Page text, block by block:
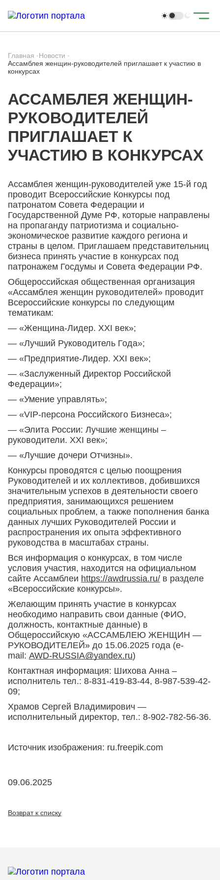
Главная ·Новости ·
Ассамблея женщин-руководителей приглашает к участию в
конкурсах
АССАМБЛЕЯ ЖЕНЩИН-
РУКОВОДИТЕЛЕЙ
ПРИГЛАШАЕТ К
УЧАСТИЮ В КОНКУРСАХ
Ассамблея женщин-руководителей уже 15-й год
проводит Всероссийские Конкурсы под
патронатом Совета Федерации и
Государственной Думе РФ, которые направлены
на пропаганду патриотизма и социально-
экономическое развитие каждого региона и
страны в целом. Приглашаем представительниц
бизнеса принять участие в конкурсах под
патронажем Госдумы и Совета Федерации РФ.
Общероссийская общественная организация
«Ассамблея женщин руководителей» проводит
Всероссийские конкурсы по следующим
тематикам:
— «Женщина-Лидер. XXI век»;
— «Лучший Руководитель Года»;
— «Предприятие-Лидер. XXI век»;
— «Заслуженный Директор Российской
Федерации»;
— «Умение управлять»;
— «VIP-персона Российского Бизнеса»;
— «Элита России: Лучшие женщины –
руководители. XXI век»;
— «Лучшие дочери Отчизны».
Конкурсы проводятся с целью поощрения
Руководителей и их коллективов, добившихся
значительным успехов в деятельности своего
предприятия, занимающихся решением
социальных проблем, а также пополнения банка
данных лучших Руководителей России и
распространения их опыта эффективного
руководства в масштабах страны.
Вся информация о конкурсах, в том числе
условия участия, находится на официальном
сайте Ассамблеи https://awdrussia.ru/ в разделе
«Всероссийские конкурсы».
Желающим принять участие в конкурсах
необходимо направить свои данные (ФИО,
должность, контактные данные) в
Общероссийскую «АССАМБЛЕЮ ЖЕНЩИН —
РУКОВОДИТЕЛЕЙ» до 15.06.2025 года (e-
mail: AWD-RUSSIA@yandex.ru)
Контактная информация: Шихова Анна –
исполнитель тел.: 8-831-419-83-44, 8-987-539-42-
09;
Храмов Сергей Владимирович —
исполнительный директор, тел.: 8-902-782-56-36.
Источник изображения: ru.freepik.com
09.06.2025
Возврат к списку